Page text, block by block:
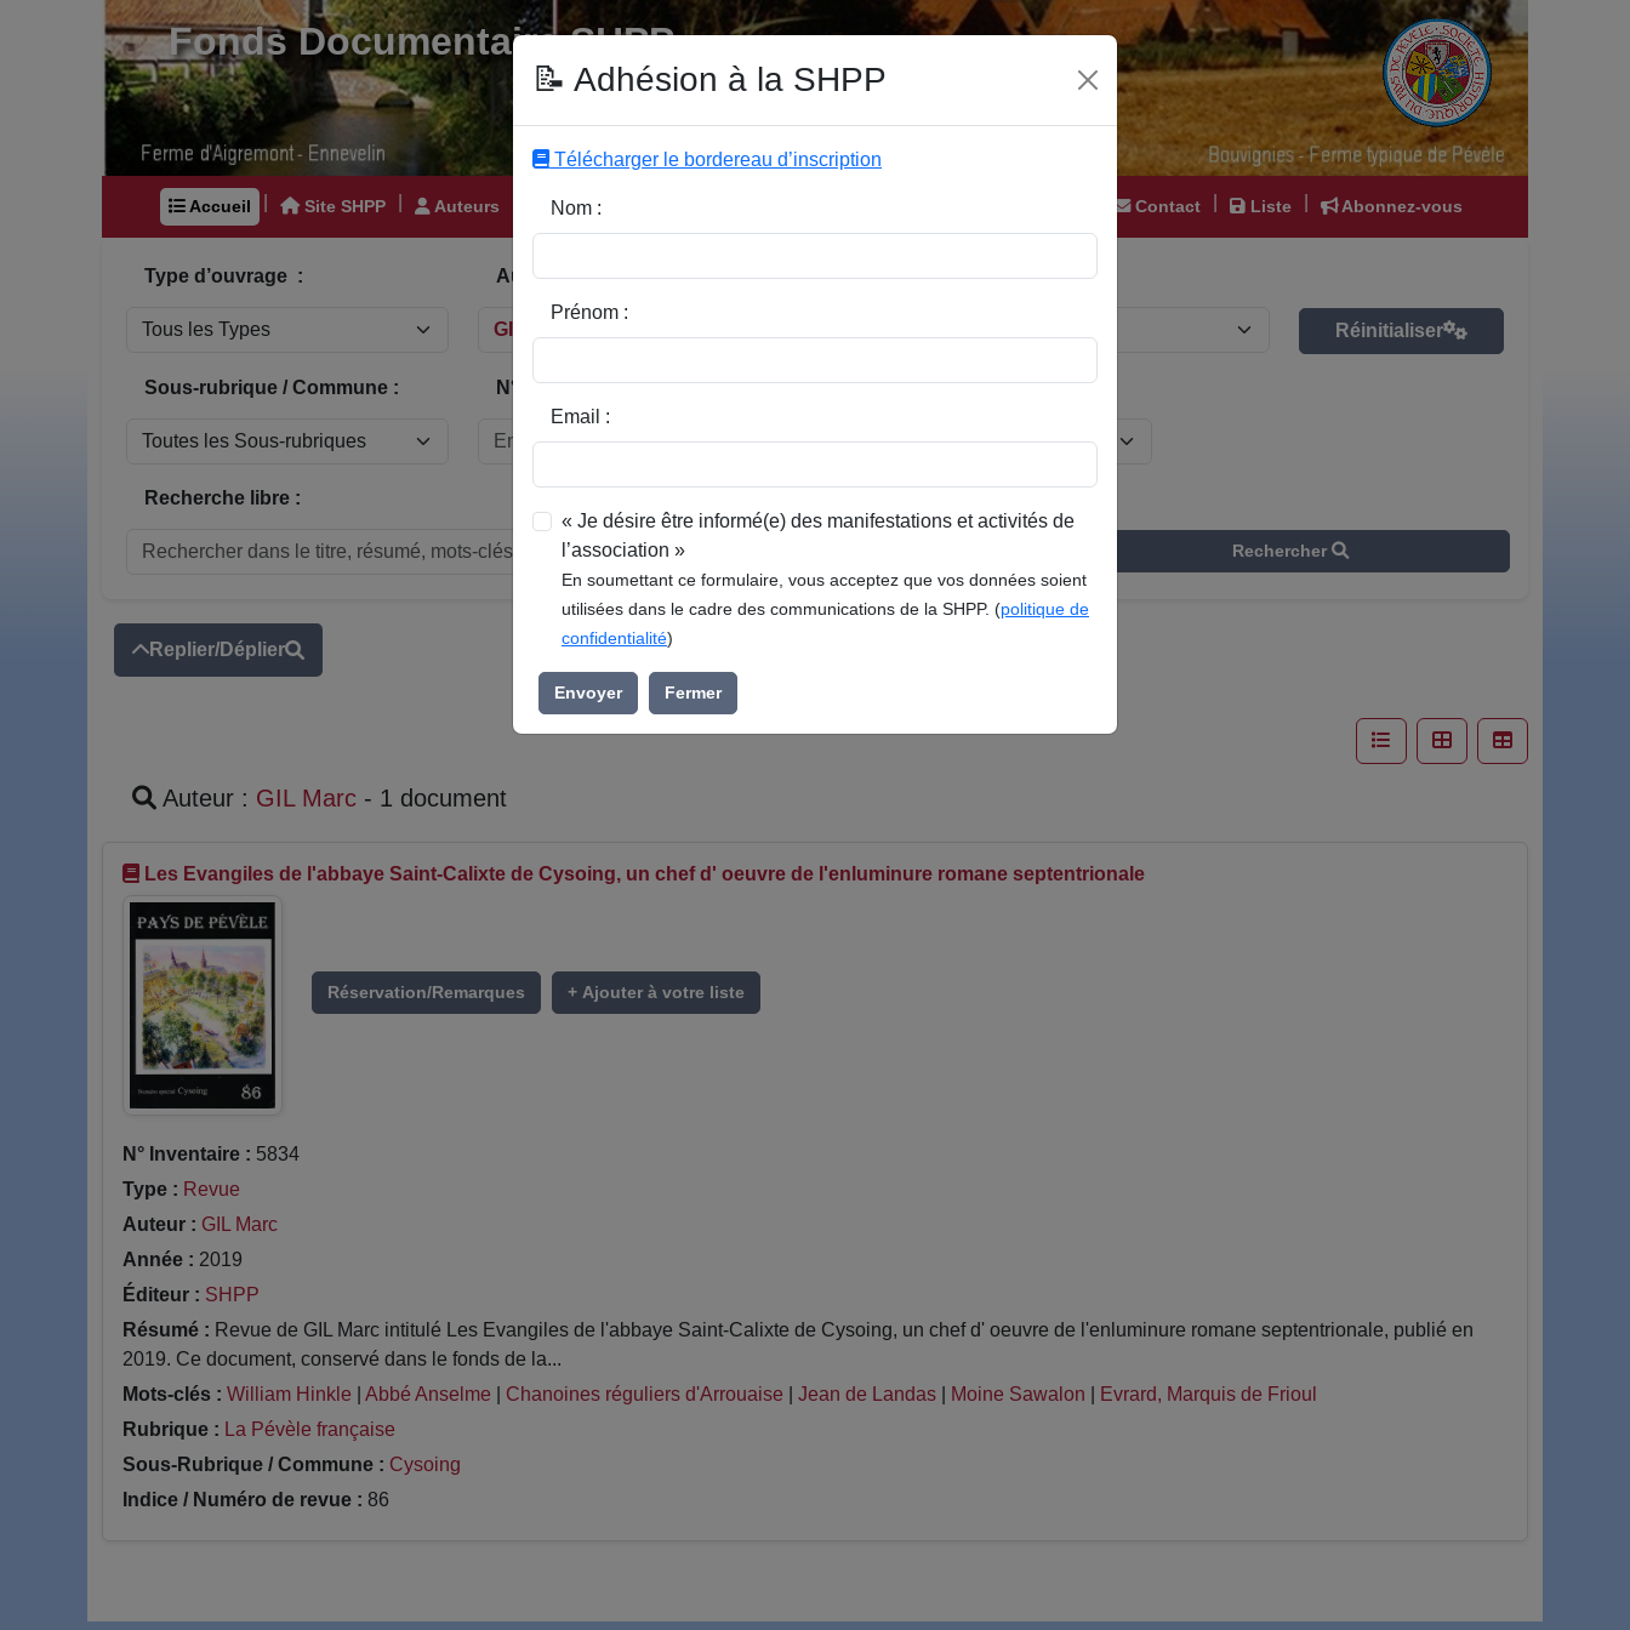
Fonds Documentaire SHPP
Accueil Site SHPP Auteurs Editeurs Contact Liste Abonnez-vous
Type d’ouvrage : Auteur : Rubrique :
Réinitialiser
Sous-rubrique / Commune : N° Indice / Revue : Classer par :
Recherche libre :
Rechercher
Replier/Déplier
Auteur : GIL Marc - 1 document
Les Evangiles de l'abbaye Saint-Calixte de Cysoing, un chef d' oeuvre de l'enluminure romane septentrionale
Réservation/Remarques + Ajouter à votre liste
N° Inventaire : 5834
Type : Revue
Auteur : GIL Marc
Année : 2019
Éditeur : SHPP
Résumé : Revue de GIL Marc intitulé Les Evangiles de l'abbaye Saint-Calixte de Cysoing, un chef d' oeuvre de l'enluminure romane septentrionale, publié en
2019. Ce document, conservé dans le fonds de la...
Mots-clés : William Hinkle Abbé Anselme Chanoines réguliers d'Arrouaise Jean de Landas Moine Sawalon
Evrard, Marquis de Frioul
Rubrique : La Pévèle française
Sous-Rubrique / Commune : Cysoing
Indice / Numéro de revue : 86
📝 Adhésion à la SHPP
Télécharger le bordereau d’inscription
Nom :
Prénom :
Email :
« Je désire être informé(e) des manifestations et activités de
l’association »
En soumettant ce formulaire, vous acceptez que vos données soient
utilisées dans le cadre des communications de la SHPP. (politique de
confidentialité)
Envoyer Fermer